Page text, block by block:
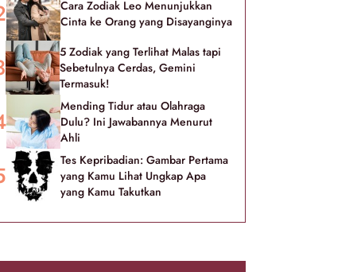
Cara Zodiak Leo Menunjukkan
Cinta ke Orang yang Disayanginya
5 Zodiak yang Terlihat Malas tapi
Sebetulnya Cerdas, Gemini
Termasuk!
Mending Tidur atau Olahraga
Dulu? Ini Jawabannya Menurut
Ahli
Tes Kepribadian: Gambar Pertama
yang Kamu Lihat Ungkap Apa
yang Kamu Takutkan